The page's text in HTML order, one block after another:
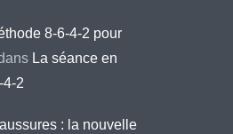
8-6-4-2 pour
La séance en
4-2
: la nouvelle